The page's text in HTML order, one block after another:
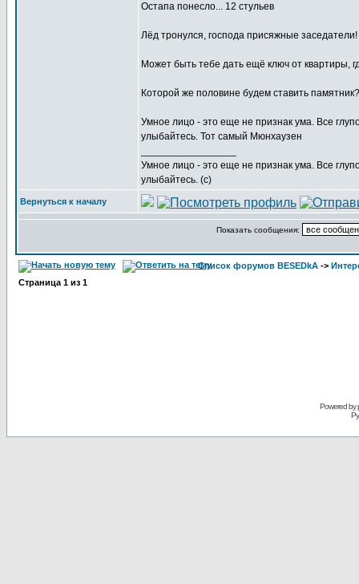
Остапа понесло... 12 стульев
Лёд тронулся, господа присяжные
Может быть тебе дать ещё ключ от квартиры,
Которой же половине будем ставить памятник?
Умное лицо - это еще не признак ума. Все
улыбайтесь. Тот самый Мюнхаузен
Умное лицо - это еще не признак ума. Все
улыбайтесь. (с)
Вернуться к началу
Показать сообщения:
Список форумов BESEDkA ->
Страница 1 из 1
Powered by